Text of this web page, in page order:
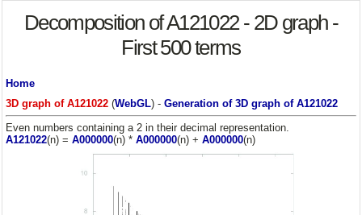
Decomposition of A121022 - 2D graph -
First 500 terms
Home
3D graph of A121022(WebGL) - Generation of 3D graph of A121022
Even numbers containing a 2 in their decimal representation.
A121022(n) = A000000(n) * A000000(n) + A000000(n)